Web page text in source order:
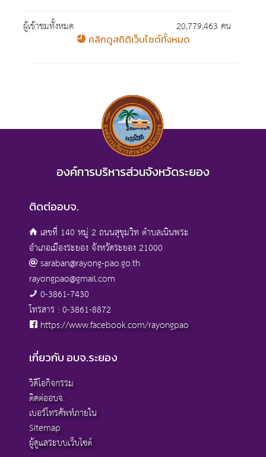
ผู้เข้าชมทั้งหมด
20,779,463 คน
คลิกดูสถิติเว็บไซต์ทั้งหมด
องค์การบริหารส่วนจังหวัดระยอง
ติดต่ออบจ.
เลขที่ 140 หมู่ 2 ถนนสุขุมวิท ตำบลเนินพระ
อำเภอเมืองระยอง จังหวัดระยอง 21000
saraban@rayong-pao.go.th
rayongpao@gmail.com
0-3861-7430
โทรสาร : 0-3861-8872
https://www.facebook.com/rayongpao
เกี่ยวกับ อบจ.ระยอง
วิดีโอกิจกรรม
ติดต่ออบจ.
เบอร์โทรศัพท์ภายใน
Sitemap
ผู้ดูแลระบบเว็บไซต์